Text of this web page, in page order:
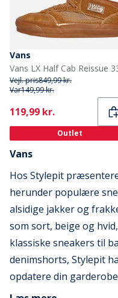
Vans
Vejl. pris849,99 kr.
Var149,99 kr.
Current
119,99 kr.
Outlet
Vans
Hos Stylepit
herunder populære
alsidige jakker og
som sort, beige og
klassiske sneakers til
denimshorts, Stylepit
opdatere din